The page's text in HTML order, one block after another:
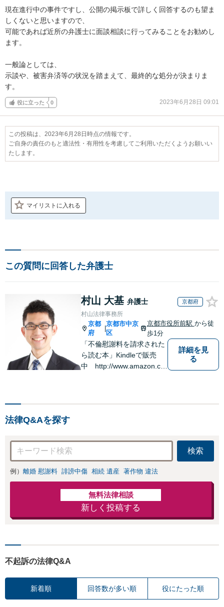
現在進行中の事件ですし、公開の掲示板で詳しく回答するのも望ま
しくないと思いますので、
可能であれば近所の弁護士に面談相談に行ってみることをお勧めし
ます。
一般論としては、
示談や、被害弁済等の状況を踏まえて、最終的な処分が決まりま
す。
役に立った 0 2023年6月28日 09:01
この投稿は、2023年6月28日時点の情報です。
ご自身の責任のもと適法性・有用性を考慮してご利用いただくようお願いい
たします。
マイリストに入れる
この質問に回答した弁護士
村山 大基 弁護士 京都府
村山法律事務所
京都
府
|
京都市中京
区
京都市役所前駅 から徒
歩1分
「不倫慰謝料を請求された
ら読む本」Kindleで販売
中 http://www.amazon.co.
詳細を見
る
法律Q&Aを探す
検索
例） 離婚 慰謝料 誹謗中傷 相続 遺産 著作物 違法
無料法律相談
新しく投稿する
不起訴の法律Q&A
新着順 回答数が多い順 役にたった順